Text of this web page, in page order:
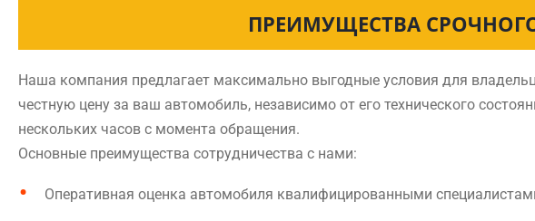
ПРЕИМУЩЕСТВА
Наша компания предлагает максимально выгодные условия для
честную цену за ваш автомобиль, независимо от его технического
нескольких часов с момента обращения.
Основные преимущества сотрудничества с нами:
Оперативная оценка автомобиля квалифицированными